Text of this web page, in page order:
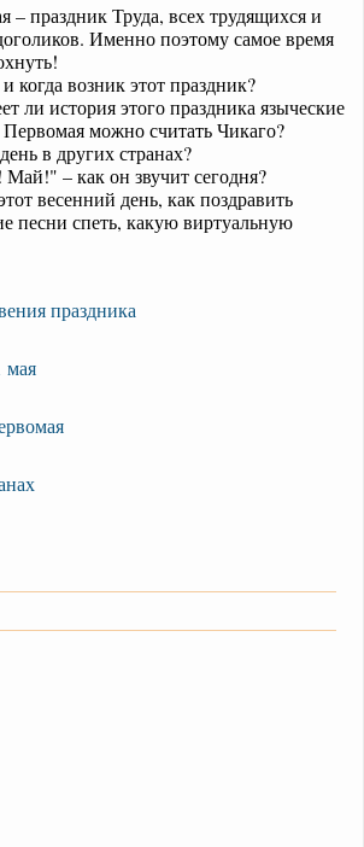
– праздник Труда, всех трудящихся и
Именно поэтому самое время
когда возник этот праздник?
ли история этого праздника языческие
можно считать Чикаго?
в других странах?
– как он звучит сегодня?
весенний день, как поздравить
песни спеть, какую виртуальную
праздника
мая